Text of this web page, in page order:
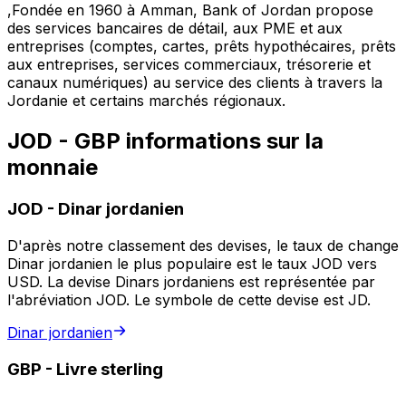
,Fondée en 1960 à Amman, Bank of Jordan propose
des services bancaires de détail, aux PME et aux
entreprises (comptes, cartes, prêts hypothécaires, prêts
aux entreprises, services commerciaux, trésorerie et
canaux numériques) au service des clients à travers la
Jordanie et certains marchés régionaux.
JOD - GBP informations sur la
monnaie
JOD - Dinar jordanien
D'après notre classement des devises, le taux de change
Dinar jordanien le plus populaire est le taux JOD vers
USD. La devise Dinars jordaniens est représentée par
l'abréviation JOD. Le symbole de cette devise est JD.
Dinar jordanien
GBP - Livre sterling